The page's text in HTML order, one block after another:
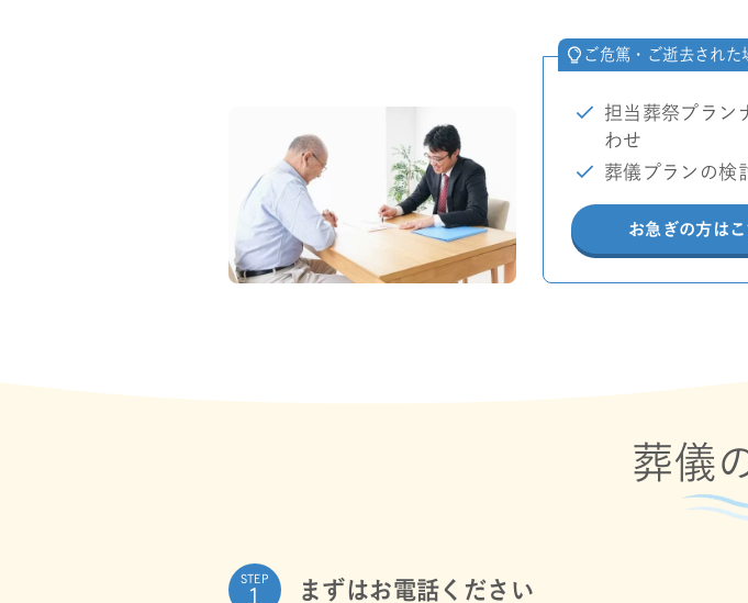
ご危篤・ご逝去された
担当葬祭プラン
わせ
葬儀プランの検
お急ぎの方は
葬儀
STEP まずはお電話ください